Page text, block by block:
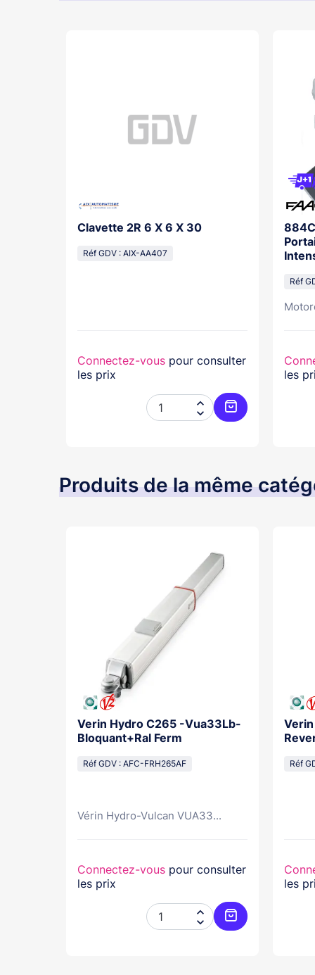
Clavette 2R 6 X 6 X 30
Réf GDV : AIX-AA407
Connectez-vous pour consulter
les prix


Ajouter au panier
Réf
les
Produits de la même
Verin Hydro C265 -Vua33Lb-
Bloquant+Ral Ferm
Réf GDV : AFC-FRH265AF
Vérin Hydro-Vulcan VUA33...
Connectez-vous pour consulter
les prix


Ajouter au panier
Réf
les